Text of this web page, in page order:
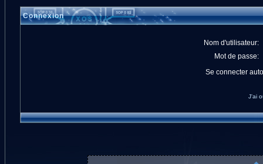
Connexion
Nom d'utilisateur:
Mot de passe:
Se connecter
J'ai